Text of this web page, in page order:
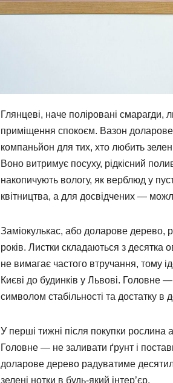
Глянцеві, наче поліровані смарагди,
приміщення спокоєм. Вазон
компаньйон для тих, хто любить
Воно витримує посуху, рідкісний
накопичують вологу, як верблюд у
квітництва, а для досвідчених —
Заміокулькас, або доларове дерево,
років. Листки складаються з
не вимагає частого втручання, тому
Києві до будинків у Львові. Головне
символом стабільності та достатку в
У перші тижні після покупки рослина
Головне — не заливати ґрунт і
доларове дерево радуватиме
зелені нотки в будь-який інтер’єр.